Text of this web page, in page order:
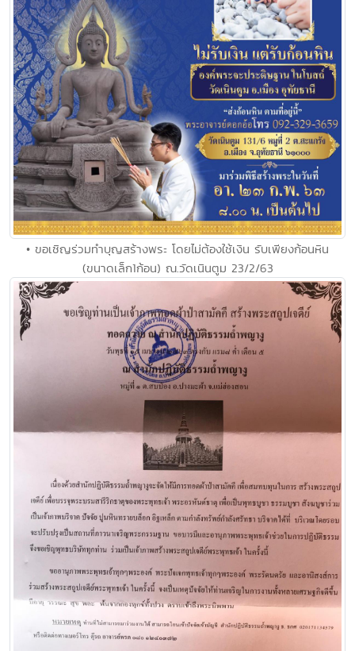
• ขอเชิญร่วมทำบุญสร้างพระ โดยไม่ต้องใช้เงิน รับเพียงก้อนหิน
(ขนาดเล็ก1ก้อน) ณ.วัดเนินตูม​ 23/2/63